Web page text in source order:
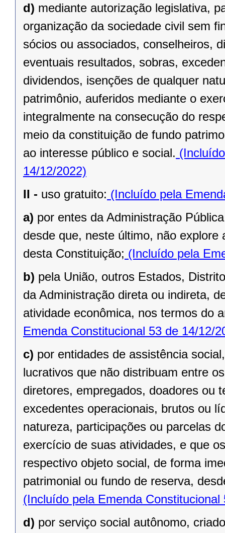
d) mediante autorização legislativa,
organização da sociedade civil sem
sócios ou associados, conselheiros,
eventuais resultados, sobras,
dividendos, isenções de qualquer
patrimônio, auferidos mediante o
integralmente na consecução do
meio da constituição de fundo
ao interesse público e social.
14/12/2022)
II - uso gratuito: (Incluído pela
a) por entes da Administração
desde que, neste último, não
desta Constituição; (Incluído pela
b) pela União, outros Estados,
da Administração direta ou indireta,
atividade econômica, nos termos do
Emenda Constitucional 53 de 14/12/
c) por entidades de assistência
lucrativos que não distribuam entre
diretores, empregados, doadores ou
excedentes operacionais, brutos ou
natureza, participações ou parcelas
exercício de suas atividades, e que
respectivo objeto social, de forma
patrimonial ou fundo de reserva,
(Incluído pela Emenda Constitucional
d) por serviço social autônomo,